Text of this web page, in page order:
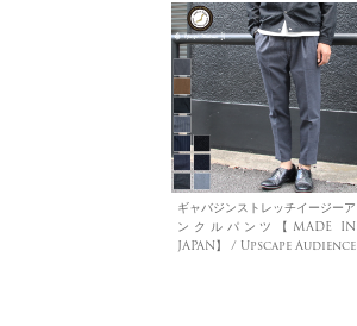
ギャバジンストレッチイージーア
ンクルパンツ【MADE IN
JAPAN】 / Upscape Audience